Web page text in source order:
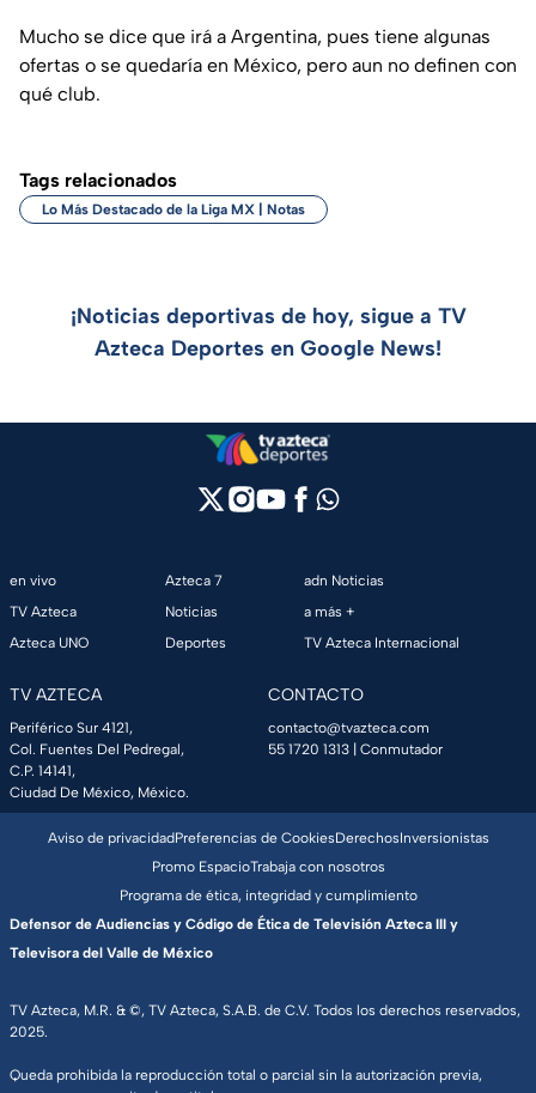
Mucho se dice que irá a Argentina, pues tiene algunas
ofertas o se quedaría en México, pero aun no definen con
qué club.
Tags relacionados
Lo Más Destacado de la Liga MX | Notas
¡Noticias deportivas de hoy, sigue a TV
Azteca Deportes en Google News!
en vivo
TV Azteca
Azteca UNO
Azteca 7
Noticias
Deportes
adn Noticias
a más +
TV Azteca Internacional
TV AZTECA
Periférico Sur 4121,
Col. Fuentes Del Pedregal,
C.P. 14141,
Ciudad De México, México.
CONTACTO
contacto@tvazteca.com
55 1720 1313 | Conmutador
TV Azteca, M.R. & ©, TV Azteca, S.A.B. de C.V. Todos los derechos reservados,
2025.
Queda prohibida la reproducción total o parcial sin la autorización previa,
Aviso de privacidadPreferencias de CookiesDerechosInversionistas
Promo EspacioTrabaja con nosotros
Programa de ética, integridad y cumplimiento
Defensor de Audiencias y Código de Ética de Televisión Azteca III y
Televisora del Valle de México